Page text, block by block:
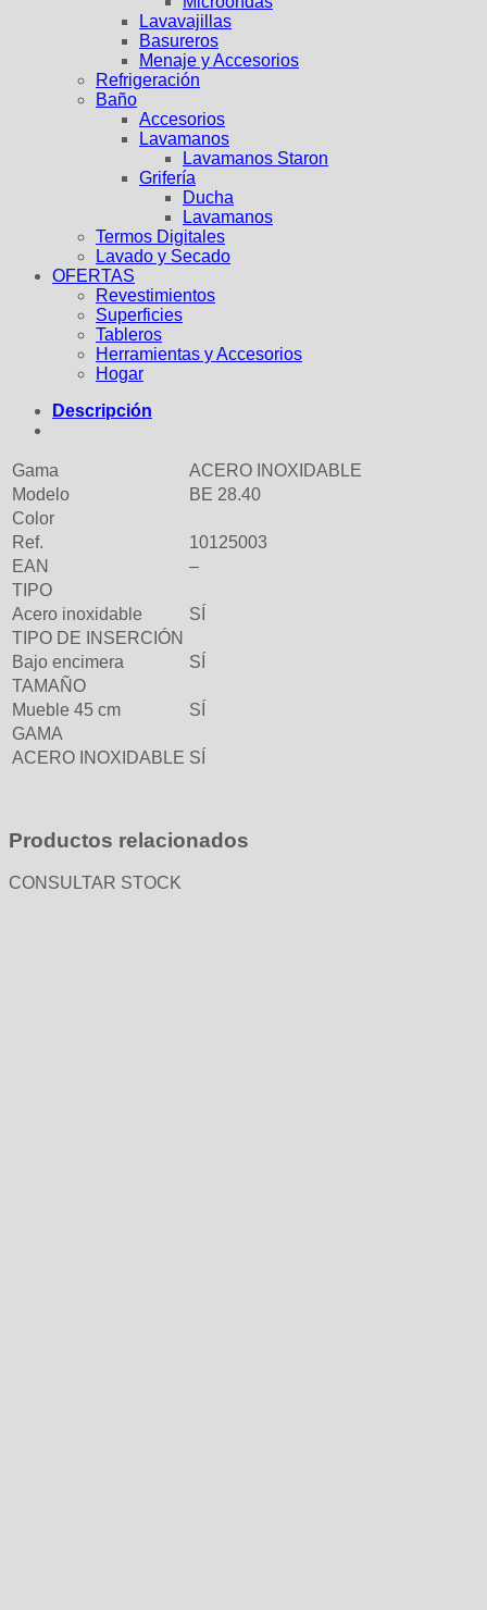
Lavavajillas
Basureros
Menaje y Accesorios
Refrigeración
Baño
Accesorios
Lavamanos
Lavamanos Staron
Grifería
Ducha
Lavamanos
Termos Digitales
Lavado y Secado
OFERTAS
Revestimientos
Superficies
Tableros
Herramientas y Accesorios
Hogar
Descripción
Gama
ACERO INOXIDABLE
Modelo
BE 28.40
Color
Ref.
10125003
EAN
–
TIPO
Acero inoxidable
SÍ
TIPO DE INSERCIÓN
Bajo encimera
SÍ
TAMAÑO
Mueble 45 cm
SÍ
GAMA
ACERO INOXIDABLE SÍ
Productos relacionados
CONSULTAR STOCK